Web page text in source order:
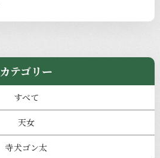
カテゴリー
すべて
天女
寺犬ゴン太